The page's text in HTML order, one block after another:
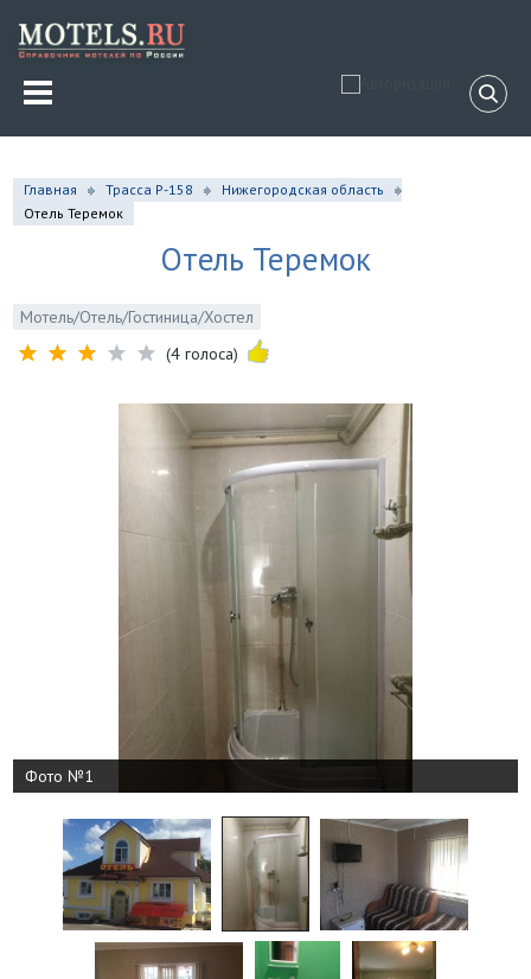
Главная Трасса Р-158
Нижегородская область
Отель Теремок
Отель Теремок
Мотель/Отель/Гостиница/Хостел
(4 голоса)
Фото №1